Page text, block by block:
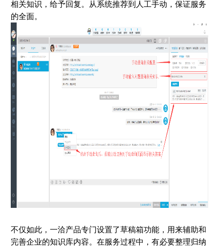
相关知识，给予回复。从系统推荐到人工手动，保证服务
的全面。
不仅如此，一洽产品专门设置了草稿箱功能，用来辅助和
完善企业的知识库内容。在服务过程中，有必要整理归纳